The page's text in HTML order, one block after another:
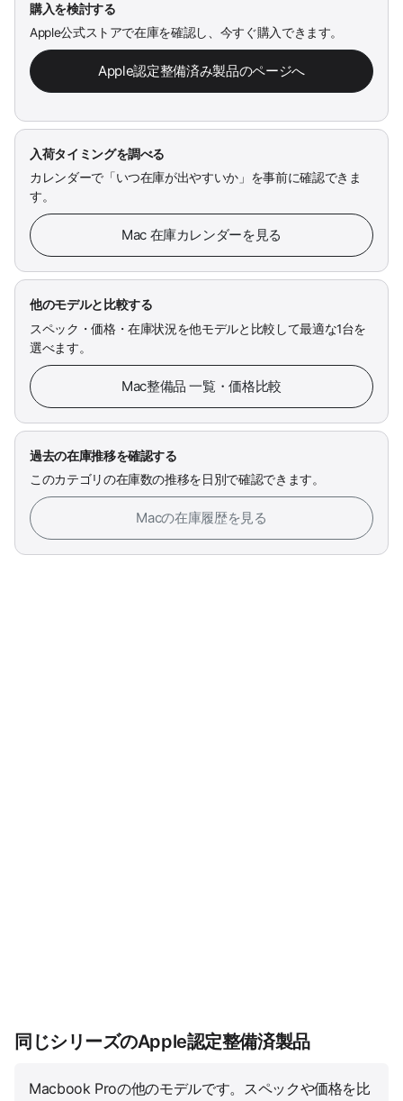
購入を検討する
Apple公式ストアで在庫を確認し、今すぐ購入できます。
Apple認定整備済み製品のページへ
入荷タイミングを調べる
カレンダーで「いつ在庫が出やすいか」を事前に確認できま
す。
Mac 在庫カレンダーを見る
他のモデルと比較する
スペック・価格・在庫状況を他モデルと比較して最適な1台を
選べます。
Mac整備品 一覧・価格比較
過去の在庫推移を確認する
このカテゴリの在庫数の推移を日別で確認できます。
Macの在庫履歴を見る
同じシリーズのApple認定整備済製品
Macbook Proの他のモデルです。スペックや価格を比